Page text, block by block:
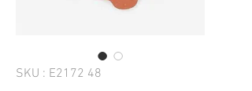
SKU : E2172 48